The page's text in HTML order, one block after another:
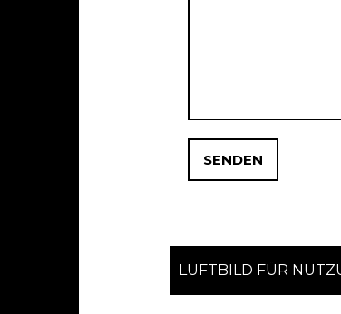
LUFTBILD FÜR